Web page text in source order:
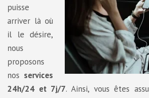
puisse
arriver là où
il le désire,
nous
proposons
nos services
24h/24 et 7j/7. Ainsi, vous êtes